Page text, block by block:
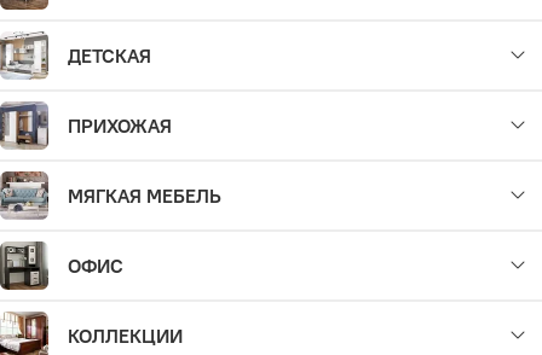
ДЕТСКАЯ
ПРИХОЖАЯ
МЯГКАЯ МЕБЕЛЬ
ОФИС
КОЛЛЕКЦИИ